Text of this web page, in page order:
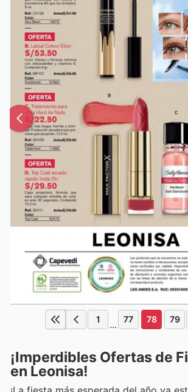
1 ... 77 78 79
¡Imperdibles Ofertas de
en Leonisa!